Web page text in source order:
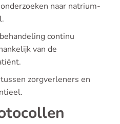
naar natrium-
continu
van de
zorgverleners en